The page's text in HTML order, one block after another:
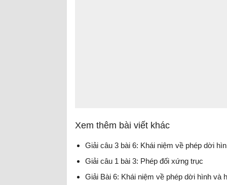
Xem thêm bài viết khác
Giải câu 3 bài 6: Khái niệm về phép dời
Giải câu 1 bài 3: Phép đối xứng trục
Giải Bài 6: Khái niệm về phép dời hình và